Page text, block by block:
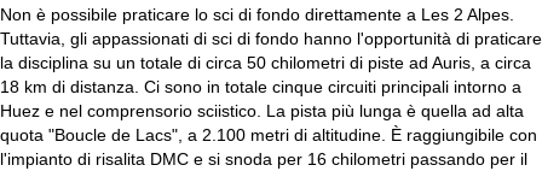
e
a
Non è possibile praticare lo sci di fondo direttamente a Les 2 Alpes.
Tuttavia, gli appassionati di sci di fondo hanno l'opportunità di praticare
la disciplina su un totale di circa 50 chilometri di piste ad Auris, a circa
18 km di distanza. Ci sono in totale cinque circuiti principali intorno a
Huez e nel comprensorio sciistico. La pista più lunga è quella ad alta
quota "Boucle de Lacs", a 2.100 metri di altitudine. È raggiungibile con
l'impianto di risalita DMC e si snoda per 16 chilometri passando per il